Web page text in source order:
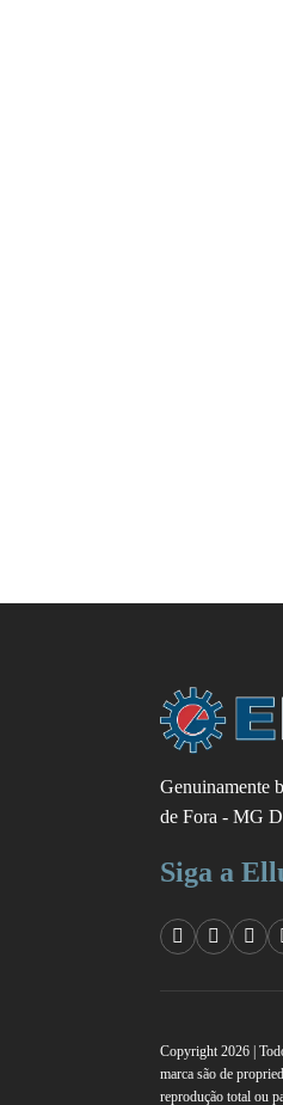
Genuinamente
de Fora - MG
Siga a
Copyright 2026 |
marca são de
reprodução total ou